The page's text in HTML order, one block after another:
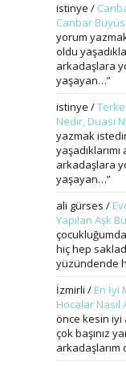
istinye /
Canbar
yorum
oldu
arkadaşlara
yaşayan…”
istinye /
Nedir, Duası
yazmak
arkadaşlara
yaşayan…”
ali gürses /
Yapılan Aşk
hiç hep
yüzündende
İzmirli / En İyi
Hocalar Nasıl
önce kesin iyi
çok başınız